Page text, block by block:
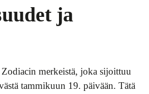
ja
merkeistä, joka sijoittuu
tammikuun 19. päivään. Tätä